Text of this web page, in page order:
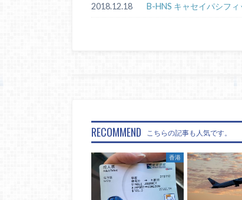
2018.12.18 B-HNS キャセイパシフ
RECOMMEND こちらの記事も人気です。
香港